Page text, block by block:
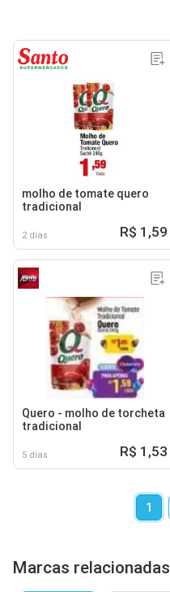
molho de tomate quero
tradicional
2 dias R$ 1,59
Quero - molho de torcheta
tradicional
5 dias R$ 1,53
1
Marcas relacionadas